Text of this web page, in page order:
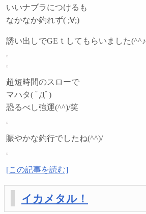
いいナブラにつけるも
なかなか釣れず( ;∀;)
誘い出しでGEｔしてもらいました(^^♪
超短時間のスローで
マハタ( ﾟДﾟ)
恐るべし強運(^^)/笑
賑やかな釣行でしたね(^^)/
[この記事を読む]
イカメタル！